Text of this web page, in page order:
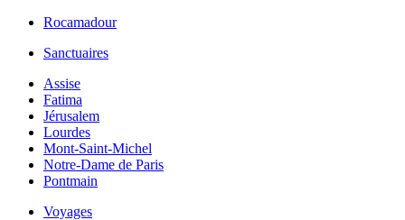
Rocamadour
Sanctuaires
Assise
Fatima
Jérusalem
Lourdes
Mont-Saint-Michel
Notre-Dame de Paris
Pontmain
Voyages